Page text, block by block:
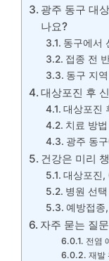
광주 동구 대
나요?
동구에서
접종 전
동구 지
대상포진 후
대상포진
치료 방
광주 동
건강은 미리
대상포진,
병원 선
예방접종
자주 묻는 질문
전염
재발